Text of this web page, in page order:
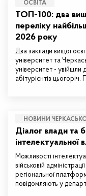
ОСВІТА
ТОП-100: два
переліку
2026 року
Два заклади вищої
університет та
університет - увійшли
абітурієнтів
НОВИНИ
Діалог влади та
інтелектуальної
Можливості
військовій
регіональної
повідомляють у